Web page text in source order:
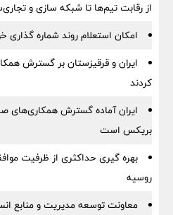
از رقابت تیم‌ها تا شبکه سازی و
امکان استعلام روند شماره گذاری
ایران و قرقیزستان بر گسترش
کردند
ایران آماده گسترش همکاری‌های
بریکس است
بهره گیری حداکثری از ظرفیت
روسیه
معاونت توسعه مدیریت و منابع